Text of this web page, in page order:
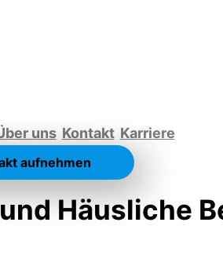
uns Kontakt Karriere
aufnehmen
Häusliche